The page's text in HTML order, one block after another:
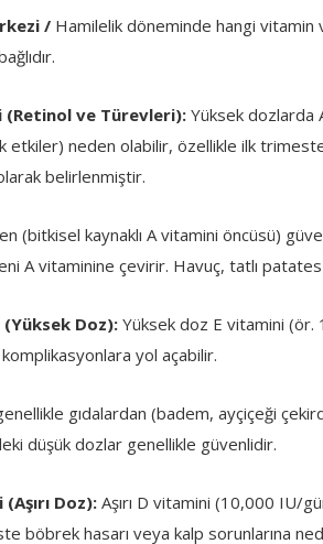
/ Hamilelik döneminde hangi vitamin
(Retinol ve Türevleri): Yüksek dozlarda
etkiler) neden olabilir, özellikle ilk
belirlenmiştir.
(bitkisel kaynaklı A vitamini öncüsü)
A vitaminine çevirir. Havuç, tatlı
Doz):Yüksek doz E vitamini (ör.
yol açabilir.
gıdalardan (badem, ayçiçeği
düşük dozlar genellikle güvenlidir.
Doz): Aşırı D vitamini (10,000 IU/
böbrek hasarı veya kalp sorunlarına